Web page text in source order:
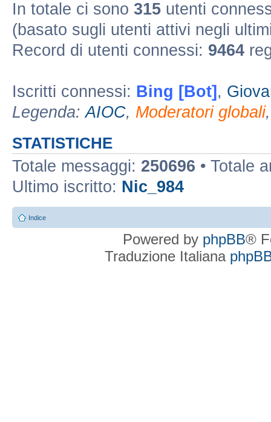
In totale ci sono 315 utenti
(basato sugli utenti attivi negli
Record di utenti connessi: 9464
Iscritti connessi: Bing [Bot] ,
Legenda:AIOC, Moderatori globali
STATISTICHE
Totale messaggi: 250696 • Totale
Ultimo iscritto: Nic_984
Indice
Powered by phpBB®
Traduzione Italiana